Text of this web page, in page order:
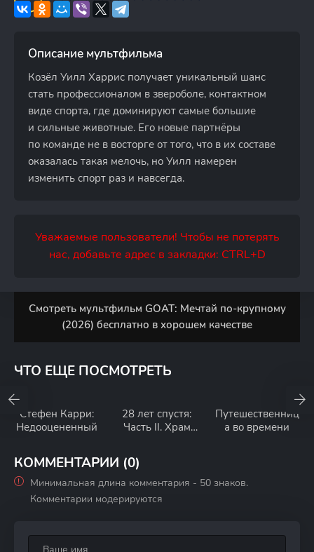
Описание мультфильма
Козёл Уилл Харрис получает уникальный шанс
стать профессионалом в звероболе, контактном
виде спорта, где доминируют самые большие
и сильные животные. Его новые партнёры
по команде не в восторге от того, что в их составе
оказалась такая мелочь, но Уилл намерен
изменить спорт раз и навсегда.
Уважаемые пользователи! Чтобы не потерять
нас, добавьте адрес в закладки: CTRL+D
Смотреть мультфильм GOAT: Мечтай по-крупному
(2026) бесплатно в хорошем качестве
ЧТО ЕЩЕ ПОСМОТРЕТЬ
Стефен Карри:
Недооцененный
28 лет спустя:
Часть II. Храм
Путешественниц
а во времени
КОММЕНТАРИИ (0)
Минимальная длина комментария - 50 знаков.
Комментарии модерируются